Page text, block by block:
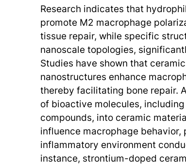
Research indicates that
promote M2 macrophage
tissue repair, while specific
nanoscale topologies,
Studies have shown that
nanostructures enhance
thereby facilitating bone repair.
of bioactive molecules,
compounds, into ceramic
influence macrophage behavior,
inflammatory environment
instance, strontium-doped